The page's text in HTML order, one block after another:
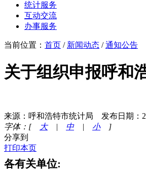
统计服务
互动交流
办事服务
当前位置： 首页 / 新闻动态 /通知公告
关于组织申报呼和
来源：呼和浩特市统计局 发布日期：
字体：[
大| 中| 小]
分享到
打印本页
各有关单位: